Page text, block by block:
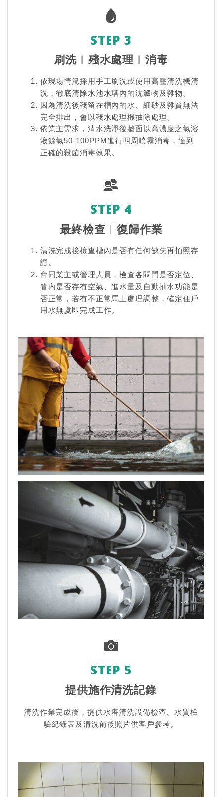
STEP 3
刷洗︱殘水處理︱消毒
依現場情況採用手工刷洗或使用高壓清洗機清
洗，徹底清除水池水塔內的沈澱物及雜物。
因為清洗後殘留在槽內的水、細砂及雜質無法
完全排出，會以殘水處理機抽除處理。
依業主需求，清水洗淨後牆面以高濃度之氯溶
液餘氯50-100PPM進行四周噴霧消毒，達到
正確的殺菌消毒效果。
STEP 4
最終檢查︱復歸作業
清洗完成後檢查槽內是否有任何缺失再拍照存
證。
會同業主或管理人員，檢查各閥門是否定位、
管內是否存有空氣、進水量及自動抽水功能是
否正常，若有不正常馬上處理調整，確定住戶
用水無虞即完成工作。
STEP 5
提供施作清洗記錄
清洗作業完成後，提供水塔清洗設備檢查、水質檢
驗紀錄表及清洗前後照片供客戶參考。